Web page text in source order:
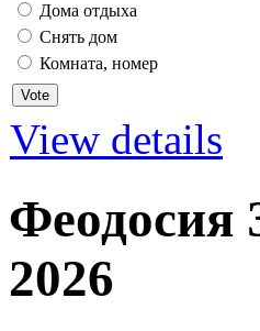
Дома отдыха
Снять дом
Комната, номер
View details
Феодосия
2026